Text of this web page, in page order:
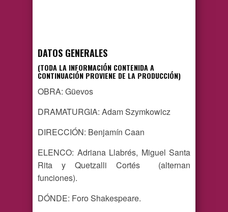
DATOS GENERALES
(TODA LA INFORMACIÓN CONTENIDA A
CONTINUACIÓN PROVIENE DE LA PRODUCCIÓN)
OBRA: Güevos
DRAMATURGIA: Adam Szymkowicz
DIRECCIÓN: Benjamín Caan
ELENCO: Adriana Llabrés, Miguel Santa
Rita y Quetzalli Cortés (alternan
funciones).
DÓNDE: Foro Shakespeare.